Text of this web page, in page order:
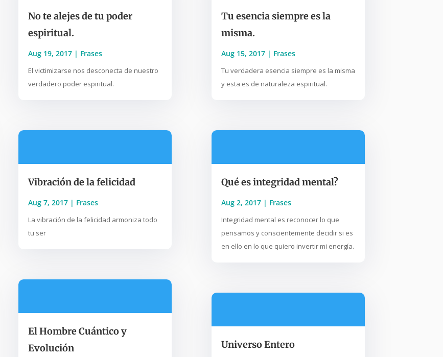
No te alejes de tu poder
espiritual.
Aug 19, 2017| Frases
El victimizarse nos desconecta de nuestro
verdadero poder espiritual.
Vibración de la felicidad
Aug 7, 2017| Frases
La vibración de la felicidad armoniza todo
tu ser
El Hombre Cuántico y
Evolución
Tu esencia siempre es la
misma.
Aug 15, 2017| Frases
Tu verdadera esencia siempre es la misma
y esta es de naturaleza espiritual.
Qué es integridad mental?
Aug 2, 2017| Frases
Integridad mental es reconocer lo que
pensamos y conscientemente decidir si es
en ello en lo que quiero invertir mi energía.
Universo Entero